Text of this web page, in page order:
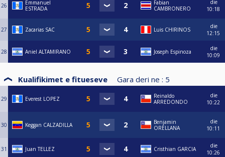
26
Emmanuel
ESTRADA
Fabian
CAMBRONERO
die
10:18
27 Zacarias SAC Luis CHIRINOS
die
12:15
28 Aniel ALTAMIRANO Joseph Espinoza
die
10:09
Kualifikimet e fitueseve Gara deri ne : 5
29 Everest LOPEZ
Reinaldo
ARREDONDO
die
10:22
30 Keggan CALZADILLA
Benjamin
ORELLANA
die
10:11
31 Juan TELLEZ Cristhian GARCIA
die
10:26